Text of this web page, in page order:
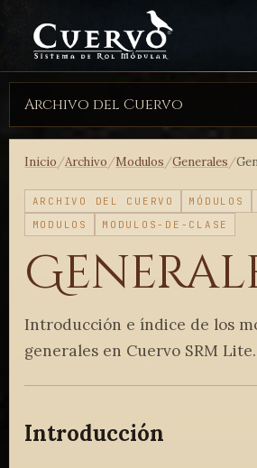
Archivo del Cuervo
Inicio/Archivo/Modulos/Generales/
ARCHIVO DEL CUERVO MÓDULOS
MODULOS
MODULOS-DE-CLASE
Introducción e índice de los
generales en Cuervo SRM Lite.
Introducción